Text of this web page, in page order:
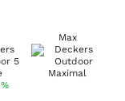
%
Max